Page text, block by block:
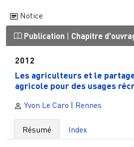
Notice
Publication Chapitre
2012
Les agriculteurs et le
agricole pour des usages
Yvon Le Caro Rennes
Résumé Index